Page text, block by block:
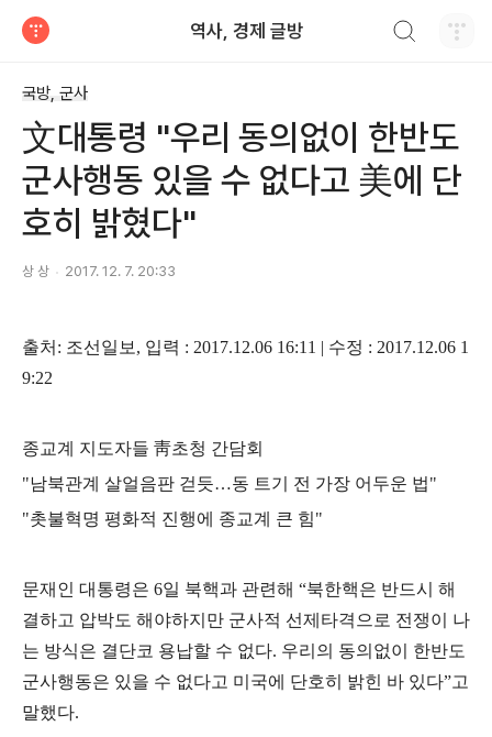
역사, 경제 글방
국방, 군사
文대통령 "우리 동의없이 한반도
군사행동 있을 수 없다고 美에 단
호히 밝혔다"
상 상 2017. 12. 7. 20:33
출처 : 조선일보 , 입력 : 2017.12.06 16:11 | 수정 : 2017.12.06 1
9:22
종교계 지도자들 靑초청 간담회
"남북관계 살얼음판 걷듯…동 트기 전 가장 어두운 법"
"촛불혁명 평화적 진행에 종교계 큰 힘"
문재인 대통령은 6일 북핵과 관련해 “북한핵은 반드시 해
결하고 압박도 해야하지만 군사적 선제타격으로 전쟁이 나
는 방식은 결단코 용납할 수 없다. 우리의 동의없이 한반도
군사행동은 있을 수 없다고 미국에 단호히 밝힌 바 있다”고
말했다.